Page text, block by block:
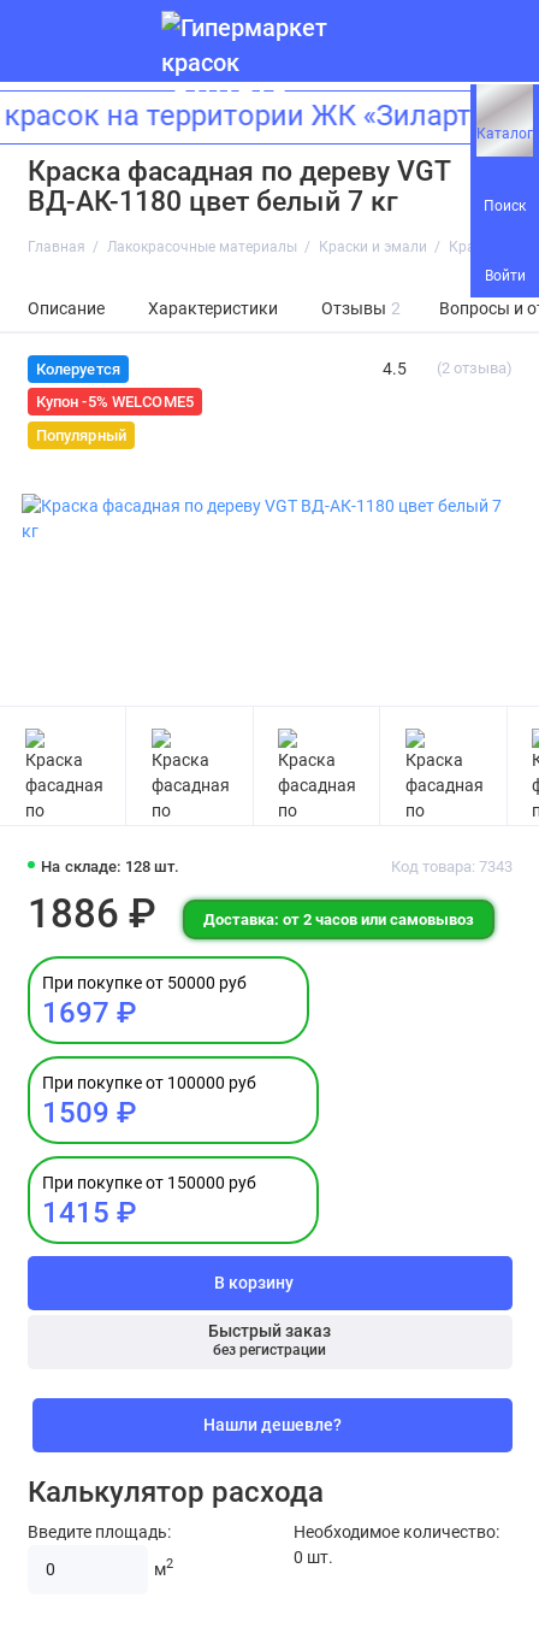
Каталог
Поиск
Войти
на территории ЖК
Краска фасадная по дереву VGT
ВД-АК-1180 цвет белый 7 кг
Главная Лакокрасочные материалы Краски и эмали Краска
Описание Характеристики Отзывы 2 Вопросы и
Колеруется
Купон -5% WELCOME5
Популярный
4.5 (2 отзыва)
На складе: 128 шт. Код товара: 7343
1886 ₽ Доставка: от 2 часов или самовывоз
При покупке от 50000 руб
1697 ₽
При покупке от 100000 руб
1509 ₽
При покупке от 150000 руб
1415 ₽
В корзину
Быстрый заказ
без регистрации
Нашли дешевле?
Калькулятор расхода
Введите площадь:
м2
Необходимое количество:
0 шт.